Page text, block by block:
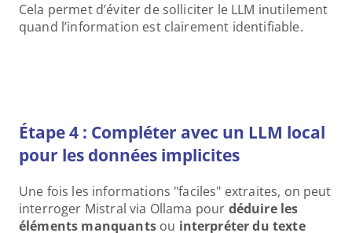
Cela permet d’éviter de solliciter le LLM inutilement
quand l’information est clairement identifiable.
Étape 4 : Compléter avec un LLM local
pour les données implicites
Une fois les informations "faciles" extraites, on peut
interroger Mistral via Ollama pour déduire les
éléments manquants ou interpréter du texte